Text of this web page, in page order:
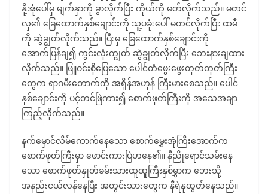
နို့အုံပေါ်မှ မျက်နှာကို ခွာလိုက်ပြီး ကိုယ်ကို မတ်လိုက်သည်။ မတင်
လှ၏ ခြေထောက်နှစ်ချောင်းကို သူ့ပခုံးပေါ် မတင်လိုက်ပြီး ထမီ
ကို ဆွဲချွတ်လိုက်သည်။ ပြီးမှ ခြေထောက်နှစ်ချောင်းကို
အောက်ပြန်ချ၍ ကွင်းလုံးကျွတ် ဆွဲချွတ်လိုက်ပြီး ဘေးနားချထား
လိုက်သည်။ ဖြူဝင်းစိုပြေသော ပေါင်တံဖွေးဖွေးတုတ်တုတ်ကြီး
တွေက ရာဂမီးတောက်ကို အရှိန်အဟုန် ကြီးမားစေသည်။ ပေါင်
နှစ်ချောင်းကို ပင့်တင်ဖြဲကား၍ စောက်ဖုတ်ကြီးကို အသေအချာ
ကြည့်လိုက်သည်။
နက်မှောင်လိမ်ကောက်နေသော စောက်မွှေးအုံကြီးအောက်က
စောက်ဖုတ်ကြီးမှာ ဖောင်းကားပြဲဟနေ၏။ နီညိုရောင်သမ်းနေ
သော စောက်ဖုတ်နှုတ်ခမ်းသားထူထူကြီးနှစ်မွှာက ဘေးသို့
အနည်းငယ်လန်နေပြီး အတွင်းသားတွေက နီရဲနုထွတ်နေသည်။